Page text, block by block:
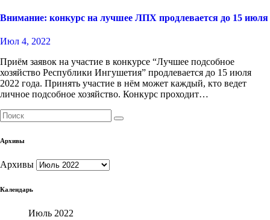
Внимание: конкурс на лучшее ЛПХ продлевается до 15 июля
Июл 4, 2022
Приём заявок на участие в конкурсе “Лучшее подсобное
хозяйство Республики Ингушетия” продлевается до 15 июля
2022 года. Принять участие в нём может каждый, кто ведет
личное подсобное хозяйство. Конкурс проходит…
Архивы
Архивы
Календарь
Июль 2022